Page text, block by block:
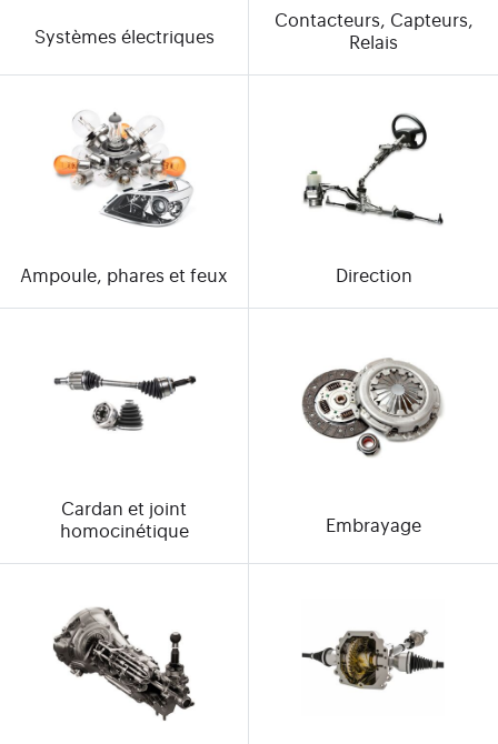
Systèmes électriques
Contacteurs, Capteurs,
Relais
Ampoule, phares et feux Direction
Cardan et joint
homocinétique
Embrayage